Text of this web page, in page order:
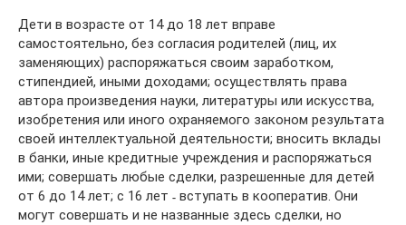
Дети в возрасте от 14 до 18 лет вправе
самостоятельно, без согласия родителей (лиц, их
заменяющих) распоряжаться своим заработком,
стипендией, иными доходами; осуществлять права
автора произведения науки, литературы или искусства,
изобретения или иного охраняемого законом результата
своей интеллектуальной деятельности; вносить вклады
в банки, иные кредитные учреждения и распоряжаться
ими; совершать любые сделки, разрешенные для детей
от 6 до 14 лет; с 16 лет ˗ вступать в кооператив. Они
могут совершать и не названные здесь сделки, но